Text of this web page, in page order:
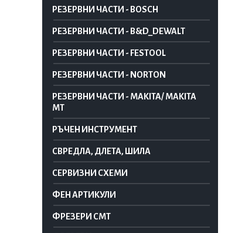
РЕЗЕРВНИ ЧАСТИ - BOSCH
РЕЗЕРВНИ ЧАСТИ - B&D_DEWALT
РЕЗЕРВНИ ЧАСТИ - FESTOOL
РЕЗЕРВНИ ЧАСТИ - NORTON
РЕЗЕРВНИ ЧАСТИ - MAKITA/ MAKITA
MT
РЪЧЕН ИНСТРУМЕНТ
СВРЕДЛА, ДЛЕТА, ШИЛА
СЕРВИЗНИ СХЕМИ
ФЕН АРТИКУЛИ
ФРЕЗЕРИ CMT